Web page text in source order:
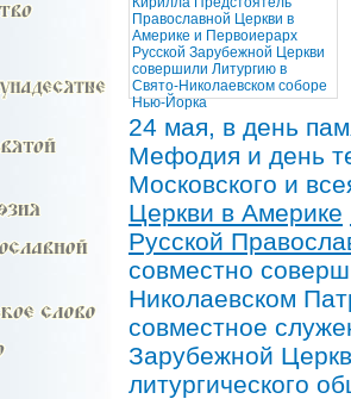
24 мая, в день
Мефодия и день
Московского и
Церкви в Америке
Русской
совместно
Николаевском
совместное
Зарубежной
литургического